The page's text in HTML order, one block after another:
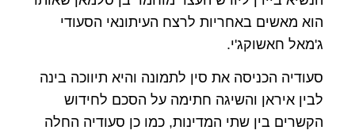
הוא מאשים באחריות לרצח העיתונאי הסעודי
ג'מאל חאשוקג'י.
סעודיה הכניסה את סין לתמונה והיא תיווכה בינה
לבין איראן והשיגה חתימה על הסכם לחידוש
הקשרים בין שתי המדינות, כמו כן סעודיה החלה